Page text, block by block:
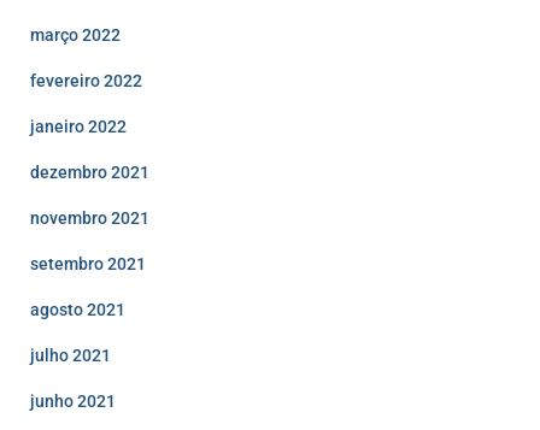
março 2022
fevereiro 2022
janeiro 2022
dezembro 2021
novembro 2021
setembro 2021
agosto 2021
julho 2021
junho 2021